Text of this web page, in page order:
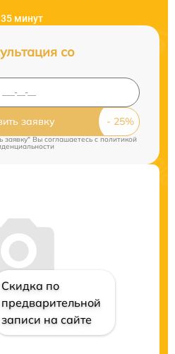
минут
со
заявку
заявку" Вы соглашаетесь cполитикой
Скидка по
предварительной
записи на сайте